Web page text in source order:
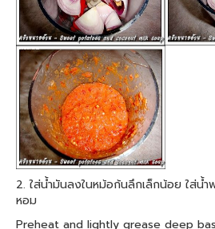
2. ใส่น้ำมันลงในหม้อก้นลึกเล็กน้อย ใส่น้
หอม
Preheat and lightly grease deep